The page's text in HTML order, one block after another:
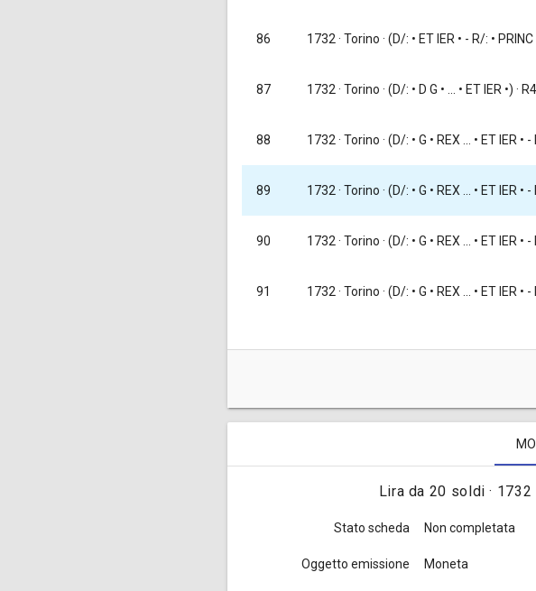
86 1732 · Torino · (D/: • ET IER • - R/: • PRINC
87 1732 · Torino · (D/: • D G • ... • ET IER •) · R4
88 1732 · Torino · (D/: • G • REX ... • ET IER •
89 1732 · Torino · (D/: • G • REX ... • ET IER • -
90 1732 · Torino · (D/: • G • REX ... • ET IER • -
91 1732 · Torino · (D/: • G • REX ... • ET IER
Queste monete da una lira da 20 soldi d'argento
Lira da 20 soldi · 1732
Stato scheda Non completata
Oggetto emissione Moneta